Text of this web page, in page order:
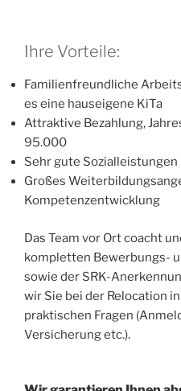
Ihre Vorteile:
Familienfreundliche
es eine hauseigene KiTa
Attraktive Bezahlung,
95.000
Sehr gute Sozialleistungen
Großes
Kompetenzentwicklung
Das Team vor Ort coacht
kompletten Bewerbungs-
sowie der SRK-
wir Sie bei der Relocation
praktischen Fragen
Versicherung etc.).